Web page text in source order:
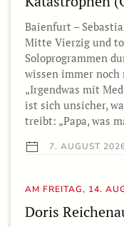
Baienfurt –
Mitte Vierzig und
Soloprogrammen
wissen immer
„Irgendwas mit
ist sich unsicher,
treibt: „Papa, was
7. AUGUST
AM FREITAG, 14.
Doris